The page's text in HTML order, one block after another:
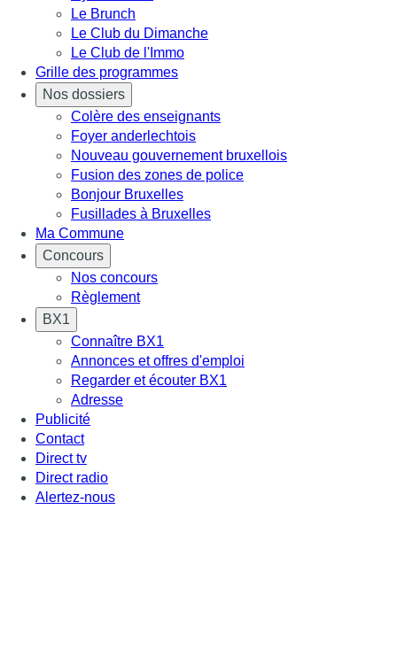
Le Brunch
Le Club du Dimanche
Le Club de l'Immo
Grille des programmes
Nos dossiers
Colère des enseignants
Foyer anderlechtois
Nouveau gouvernement bruxellois
Fusion des zones de police
Bonjour Bruxelles
Fusillades à Bruxelles
Ma Commune
Concours
Nos concours
Règlement
BX1
Connaître BX1
Annonces et offres d'emploi
Regarder et écouter BX1
Adresse
Publicité
Contact
Direct tv
Direct radio
Alertez-nous